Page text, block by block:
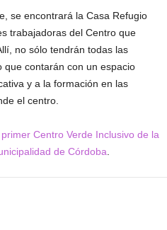
se encontrará la Casa Refugio
trabajadoras del Centro que
no sólo tendrán todas las
que contarán con un espacio
y a la formación en las
el centro.
Centro Verde Inclusivo de la
de Córdoba